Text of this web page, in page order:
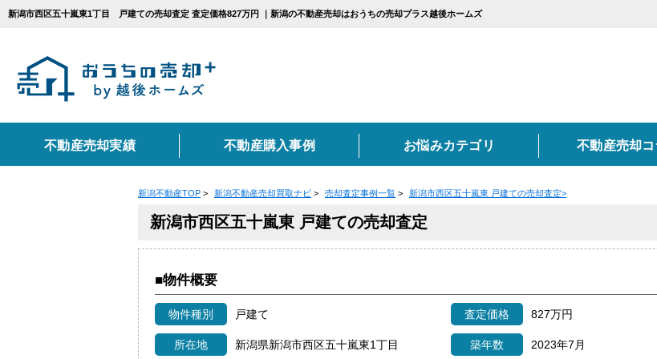
新潟市西区五十嵐東1丁目 戸建ての売却査定 査定価格827万円 ｜新潟の不動産売却はおうちの売却プラス越後ホームズ
不動産売却実績
エリアから不動産売却実績を探す
新潟市 上越市 新発田市・聖籠町 妙高市 東京・神奈川・
戸建て マンション 土地 収益物件
不動産購入事例 お悩みカテゴリ
カテゴリ別お悩み一覧
相続 住み替え 買取 空き家 離婚 任意売却 事
不動産売却コ
不動産売却に関するお役立ち情報
売却の流れ 仲介と買取の違い 不動産売却時の諸費用 高く売
コンテンツ一覧
新潟不動産TOP > 新潟不動産売却買取ナビ > 売却査定事例一覧 > 新潟市西区五十嵐東 戸建ての売却査定>
新潟市西区五十嵐東 戸建ての売却査定
■物件概要
物件種別 戸建て 査定価格 827万円
所在地 新潟県新潟市西区五十嵐東1丁目 築年数 2023年7月